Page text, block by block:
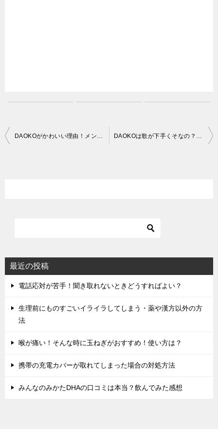
投
ン
DAOKOがかわいい理由！メンヘラ要素と椎名林檎に似ている？ DAOKOは歌が下手くそなの？スッキリ出演からの噂
最近の投稿
電話応対が苦手！聞き取れないときどうすればよい？
生理前にものすごいイライラしてしまう・薬や漢方以外の方
法
喉が痛い！そんな時に玉ねぎがおすすめ！使い方は？
携帯の充電カバーが取れてしまった場合の対処方法
みんなのみかたDHAの口コミは本当？飲んでみた感想